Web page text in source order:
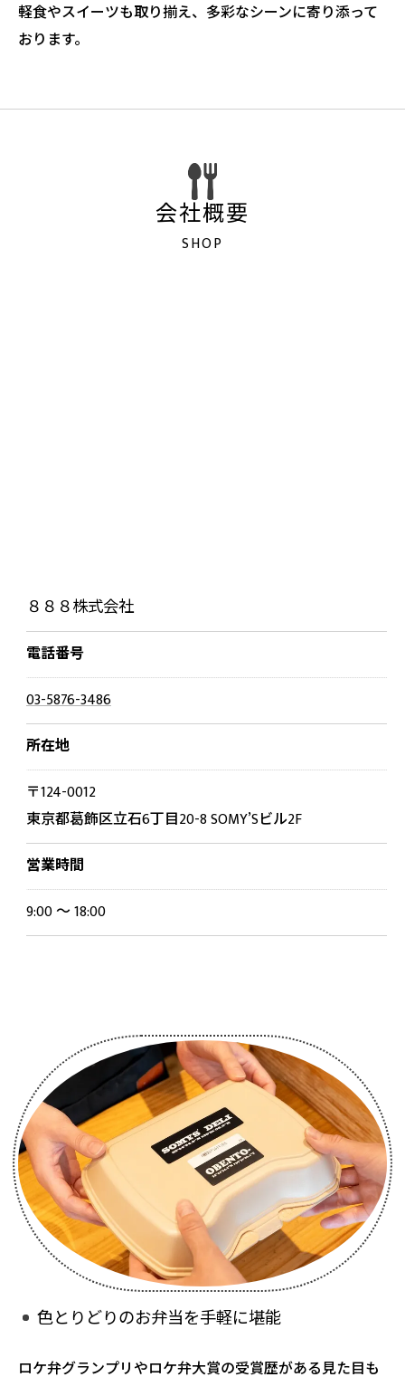
軽食やスイーツも取り揃え、多彩なシーンに寄り添って
おります。
会社概要
SHOP
８８８株式会社
電話番号
03-5876-3486
所在地
〒124-0012
東京都葛飾区立石6丁目20-8 SOMY’Sビル2F
営業時間
9:00 ～ 18:00
色とりどりのお弁当を手軽に堪能
ロケ弁グランプリやロケ弁大賞の受賞歴がある見た目も